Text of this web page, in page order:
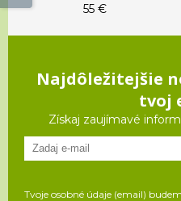
55 €
Najdôležitejšie
tvoj
Získaj zaujímavé
Tvoje osobné údaje (email)